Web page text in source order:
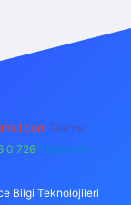
Teams:
0 726 Telegram:
Bilgi Teknolojileri